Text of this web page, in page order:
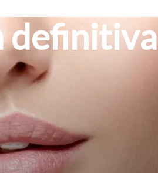
definitiva